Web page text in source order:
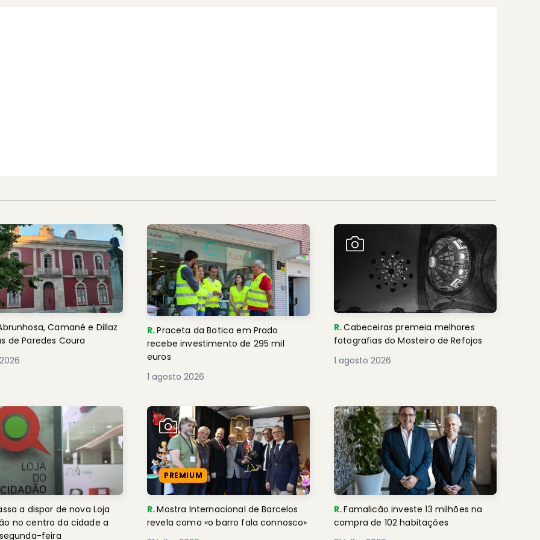
Camané e Dillaz
de Paredes Coura
R.Praceta da Botica em Prado
recebe investimento de 295 mil
euros
1 agosto 2026
R.Cabeceiras premeia melhores
fotografias do Mosteiro de Refojos
1 agosto 2026
a dispor de nova Loja
centro da cidade a
feira
PREMIUM
R.Mostra Internacional de Barcelos
revela como «o barro fala connosco»
R.Famalicão investe 13 milhões na
compra de 102 habitações